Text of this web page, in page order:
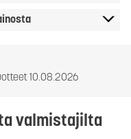
10.08.2026
valmistajilta